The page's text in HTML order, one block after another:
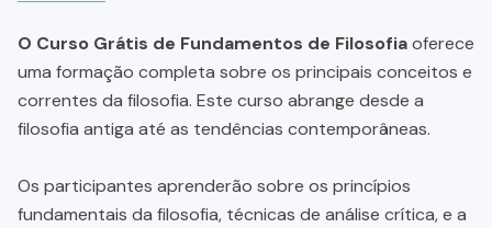
O Curso Grátis de Fundamentos de Filosofiaoferece
uma formação completa sobre os principais conceitos e
correntes da filosofia. Este curso abrange desde a
filosofia antiga até as tendências contemporâneas.
Os participantes aprenderão sobre os princípios
fundamentais da filosofia, técnicas de análise crítica, e a